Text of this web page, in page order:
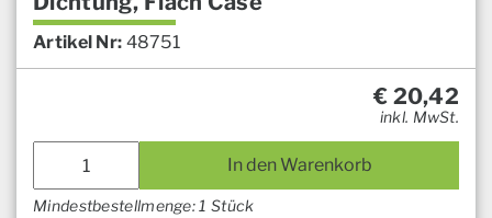
Artikel Nr: 48751
€ 20,42
inkl. MwSt.
In den Warenkorb
Mindestbestellmenge: 1 Stück